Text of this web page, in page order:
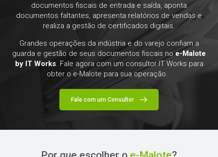
documentos fiscais de entrada e saída, aponta
documentos faltantes, apresenta relatórios de vendas e
realiza a gestão de certificados digitais.
Grandes operações da indústria e do varejo confiam a
guarda e gestão de seus documentos fiscais noe-Malote
by IT Works. Fale agora com um consultor IT Works para
obter o e-Malote para sua operação.
Fale com um Consultor